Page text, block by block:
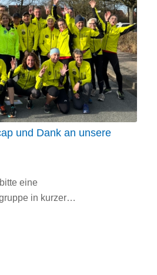
und Dank an unsere
eine
in kurzer…